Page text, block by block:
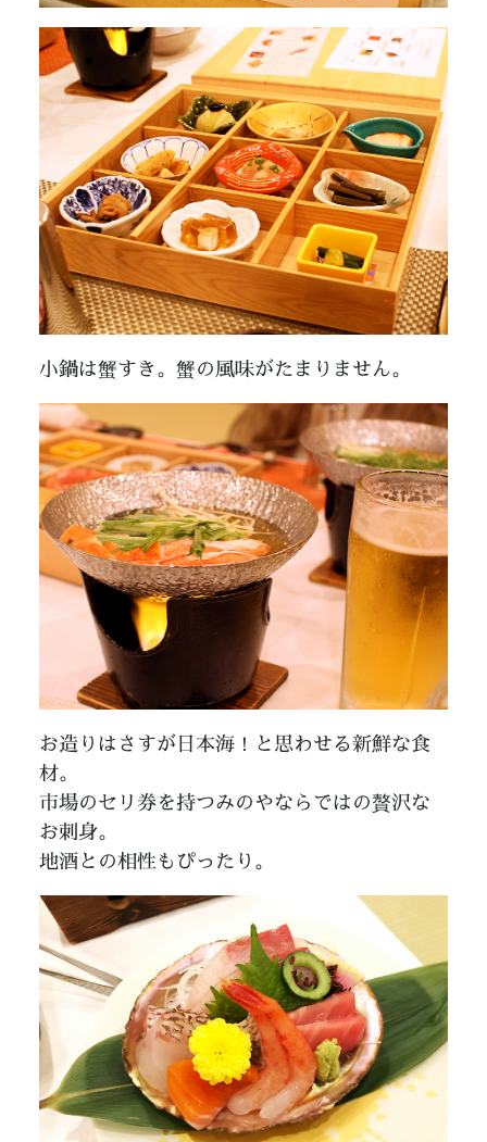
小鍋は蟹すき。蟹の風味がたまりません。
お造りはさすが日本海！と思わせる新鮮な食
材。
市場のセリ券を持つみのやならではの贅沢な
お刺身。
地酒との相性もぴったり。